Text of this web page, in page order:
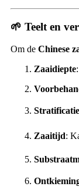
🌱 Teelt en
Om de Chinese
Zaaidiepte
Stratificatie
Zaaitijd: